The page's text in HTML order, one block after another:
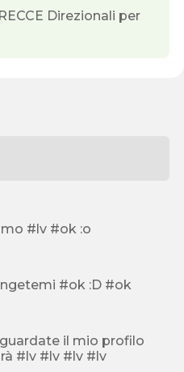
Direzionali per
è davvero bellissimo #lv #ok :o
figataaaaa aggiungetemi #ok :D #ok
il mio profilo
graziee a chi lo farà #lv #lv #lv #lv